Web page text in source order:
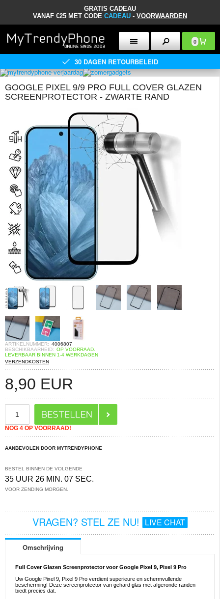
GRATIS CADEAU
VANAF €25 MET CODE CADEAU - VOORWAARDEN
0
30 DAGEN RETOURBELEID
GOOGLE PIXEL 9/9 PRO FULL COVER GLAZEN
SCREENPROTECTOR - ZWARTE RAND
ARTIKELNUMMER: 4006807
BESCHIKBAARHEID: OP VOORRAAD.
LEVERBAAR BINNEN 1-4 WERKDAGEN
VERZENDKOSTEN
8,90 EUR
NOG 4 OP VOORRAAD!
AANBEVOLEN DOOR MYTRENDYPHONE
BESTEL BINNEN DE VOLGENDE
35 UUR 26 MIN. 07 SEC.
VOOR ZENDING MORGEN.
VRAGEN? STEL ZE NU! LIVE CHAT
Omschrijving
Full Cover Glazen Screenprotector voor Google Pixel 9, Pixel 9 Pro
Uw Google Pixel 9, Pixel 9 Pro verdient superieure en schermvullende
bescherming! Deze screenprotector van gehard glas met afgeronde randen
biedt precies dat.